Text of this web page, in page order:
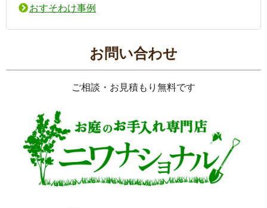
おすそわけ事例
お問い合わせ
ご相談・お見積もり無料です